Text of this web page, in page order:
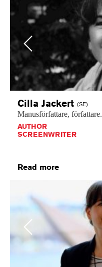
Previous
Cilla Jackert (SE)
Manusförfattare, författare.
AUTHOR
SCREENWRITER
Read more
Previous